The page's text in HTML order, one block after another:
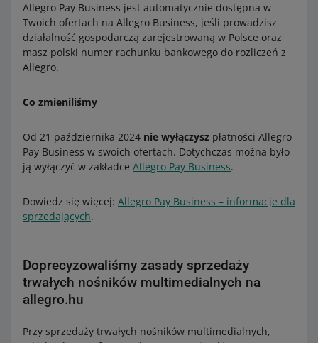
Allegro Pay Business jest automatycznie dostępna w
Twoich ofertach na Allegro Business, jeśli prowadzisz
działalność gospodarczą zarejestrowaną w Polsce oraz
masz polski numer rachunku bankowego do rozliczeń z
Allegro.
Co zmieniliśmy
Od 21 października 2024 nie wyłączysz płatności Allegro
Pay Business w swoich ofertach. Dotychczas można było
ją wyłączyć w zakładce Allegro Pay Business.
Dowiedz się więcej: Allegro Pay Business – informacje dla
sprzedających.
Doprecyzowaliśmy zasady sprzedaży
trwałych nośników multimedialnych na
allegro.hu
Przy sprzedaży trwałych nośników multimedialnych,